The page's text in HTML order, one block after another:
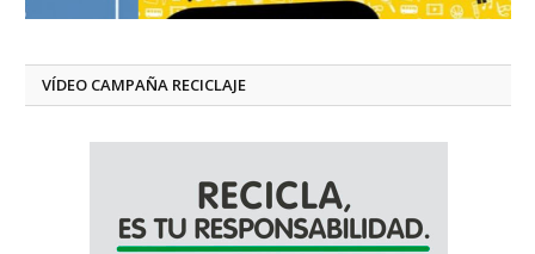
VÍDEO CAMPAÑA RECICLAJE